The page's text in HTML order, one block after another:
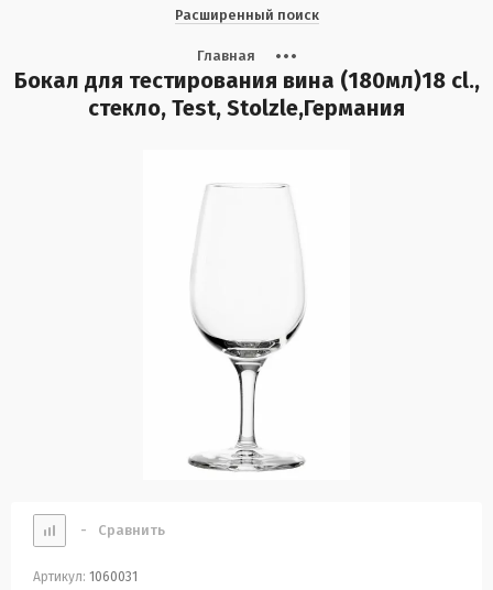
Расширенный поиск
Главная
Бокал для тестирования вина (180мл)18 cl.,
стекло, Test, Stolzle,Германия
- Сравнить
Артикул: 1060031